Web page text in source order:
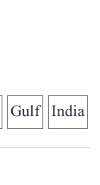
India
Gulf